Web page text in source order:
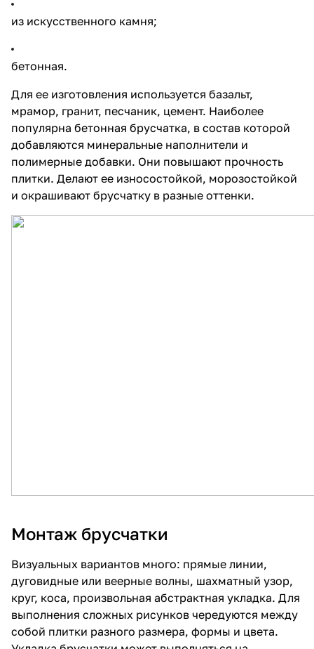
из искусственного камня;
бетонная.
Для ее изготовления используется базальт,
мрамор, гранит, песчаник, цемент. Наиболее
популярна бетонная брусчатка, в состав которой
добавляются минеральные наполнители и
полимерные добавки. Они повышают прочность
плитки. Делают ее износостойкой, морозостойкой
и окрашивают брусчатку в разные оттенки.
Монтаж брусчатки
Визуальных вариантов много: прямые линии,
дуговидные или веерные волны, шахматный узор,
круг, коса, произвольная абстрактная укладка. Для
выполнения сложных рисунков чередуются между
собой плитки разного размера, формы и цвета.